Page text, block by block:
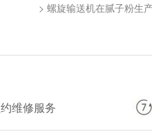
> 螺旋输送机在腻子粉生
维修服务